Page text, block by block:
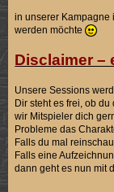
in unserer Kampagne
werden möchte
Disclaimer –
Unsere Sessions
Dir steht es frei, ob
wir Mitspieler dich
Probleme das
Falls du mal
Falls eine
dann geht es nun mit